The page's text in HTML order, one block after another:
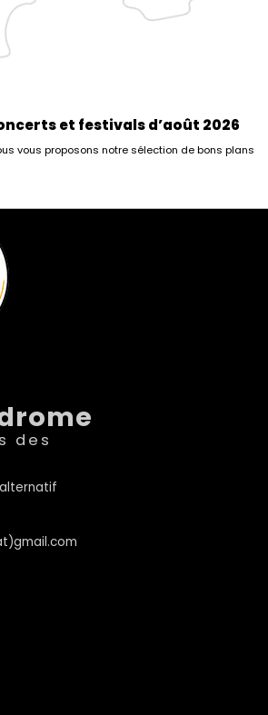
et festivals d’août 2026
vous proposons notre sélection de bons plans
des